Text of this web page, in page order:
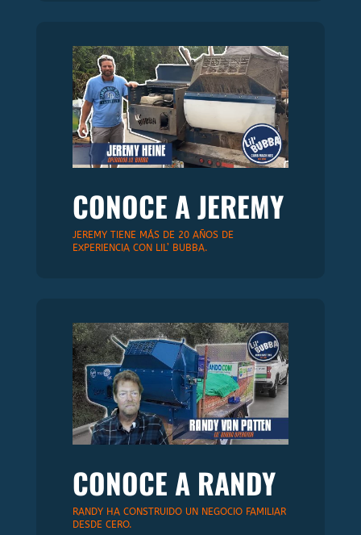
CONOCE A JEREMY
JEREMY TIENE MÁS DE 20 AÑOS DE
EXPERIENCIA CON LIL’ BUBBA.
CONOCE A RANDY
RANDY HA CONSTRUIDO UN NEGOCIO FAMILIAR
DESDE CERO.